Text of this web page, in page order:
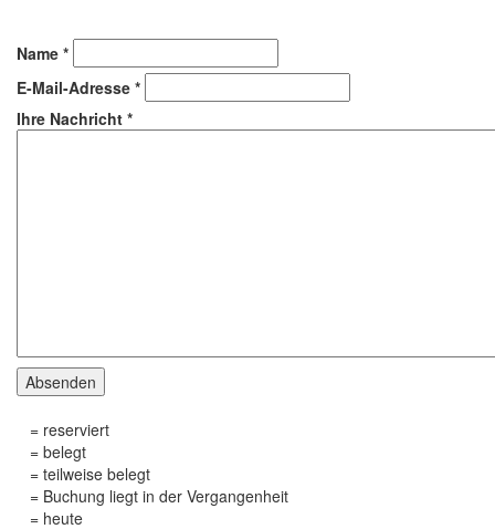
Name *
E-Mail-Adresse *
Ihre Nachricht *
Absenden
= reserviert
= belegt
= teilweise belegt
= Buchung liegt in der Vergangenheit
= heute